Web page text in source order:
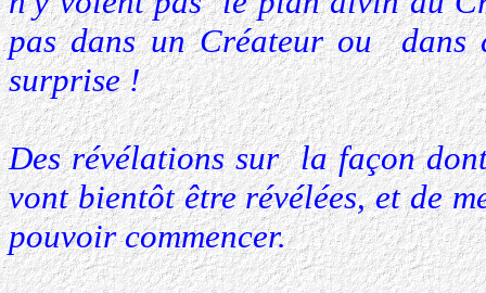
pas dans un Créateur ou dans
surprise !
Des révélations sur la façon
vont bientôt être révélées, et de
pouvoir commencer.